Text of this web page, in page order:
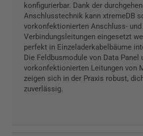
konfigurierbar. Dank der
Anschlusstechnik kann xtremeDB
vorkonfektionierten Anschluss- und
Verbindungsleitungen eingesetzt
perfekt in Einzeladerkabelbäume
Die Feldbusmodule von Data Panel
vorkonfektionierten Leitungen von
zeigen sich in der Praxis robust,
zuverlässig.